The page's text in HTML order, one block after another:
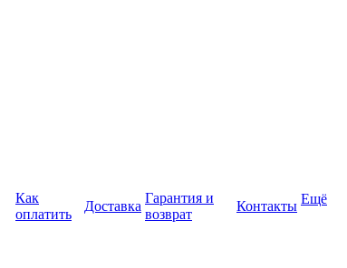
Как
оплатить
Доставка
Гарантия и
возврат
Контакты Ещё